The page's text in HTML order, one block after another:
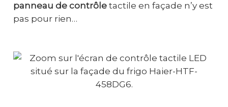
panneau de contrôletactile en façade n’y est
pas pour rien…